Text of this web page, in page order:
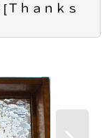
[Ｔｈａｎｋｓ